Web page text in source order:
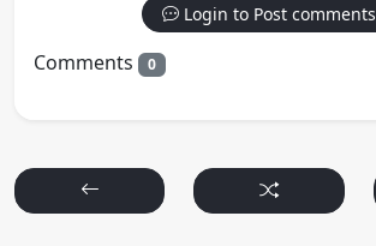
Login to Post comments
Comments 0